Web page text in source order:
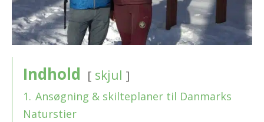
Indhold skjul
1. Ansøgning & skilteplaner til Danmarks
Naturstier